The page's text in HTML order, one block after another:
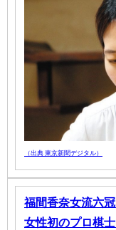
（出典 東京新聞デジタル）
福間香奈女流六
女性初のプロ棋